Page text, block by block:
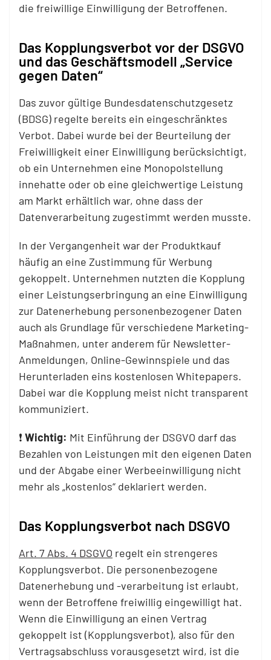
die freiwillige Einwilligung der Betroffenen.
Das Kopplungsverbot vor der DSGVO
und das Geschäftsmodell „Service
gegen Daten“
Das zuvor gültige Bundesdatenschutzgesetz
(BDSG) regelte bereits ein eingeschränktes
Verbot. Dabei wurde bei der Beurteilung der
Freiwilligkeit einer Einwilligung berücksichtigt,
ob ein Unternehmen eine Monopolstellung
innehatte oder ob eine gleichwertige Leistung
am Markt erhältlich war, ohne dass der
Datenverarbeitung zugestimmt werden musste.
In der Vergangenheit war der Produktkauf
häufig an eine Zustimmung für Werbung
gekoppelt. Unternehmen nutzten die Kopplung
einer Leistungserbringung an eine Einwilligung
zur Datenerhebung personenbezogener Daten
auch als Grundlage für verschiedene Marketing-
Maßnahmen, unter anderem für Newsletter-
Anmeldungen, Online-Gewinnspiele und das
Herunterladen eins kostenlosen Whitepapers.
Dabei war die Kopplung meist nicht transparent
kommuniziert.
❗ Wichtig: Mit Einführung der DSGVO darf das
Bezahlen von Leistungen mit den eigenen Daten
und der Abgabe einer Werbeeinwilligung nicht
mehr als „kostenlos“ deklariert werden.
Das Kopplungsverbot nach DSGVO
Art. 7 Abs. 4 DSGVO regelt ein strengeres
Kopplungsverbot. Die personenbezogene
Datenerhebung und -verarbeitung ist erlaubt,
wenn der Betroffene freiwillig eingewilligt hat.
Wenn die Einwilligung an einen Vertrag
gekoppelt ist (Kopplungsverbot), also für den
Vertragsabschluss vorausgesetzt wird, ist die